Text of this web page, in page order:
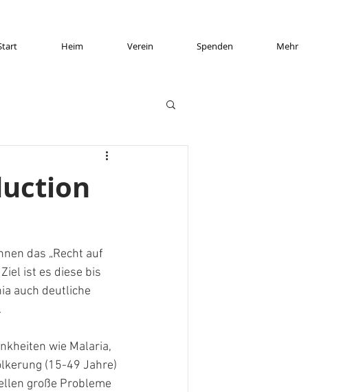
Heim Verein Spenden Mehr
das „Recht auf
ist es diese bis
auch deutliche
wie Malaria,
(15-49 Jahre)
große Probleme